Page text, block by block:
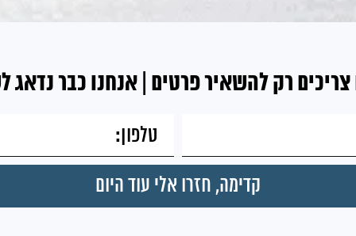
רק להשאיר פרטים | אנחנו כבר נדאג